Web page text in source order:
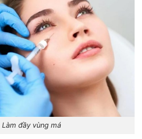
Làm đầy vùng má